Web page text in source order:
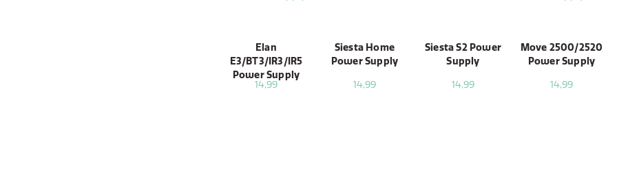
Elan
E3/BT3/IR3/IR5
Power Supply
14,99
Siesta Home
Power Supply
14,99
Siesta S2 Power
Supply
14,99
Move 2500/2520
Power Supply
14,99